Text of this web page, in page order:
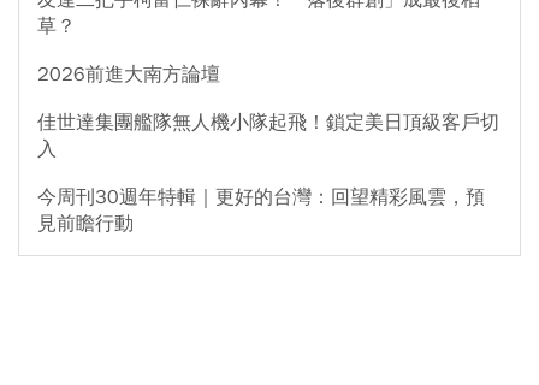
草？
2026前進大南方論壇
佳世達集團艦隊無人機小隊起飛！鎖定美日頂級客戶切
入
今周刊30週年特輯｜更好的台灣：回望精彩風雲，預
見前瞻行動